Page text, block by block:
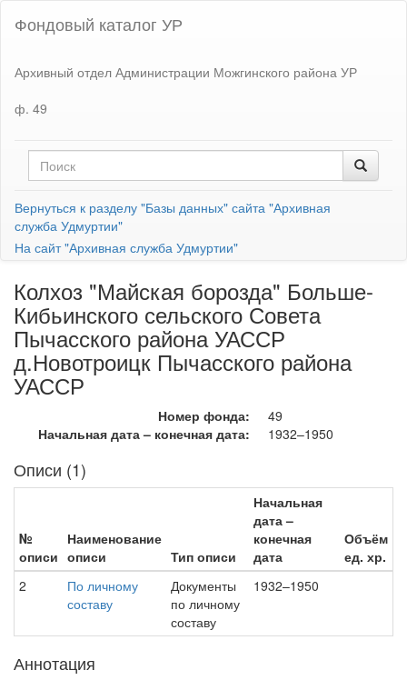
Фондовый каталог УР
Архивный отдел Администрации Можгинского района УР
ф. 49
Вернуться к разделу "Базы данных" сайта "Архивная
служба Удмуртии"
На сайт "Архивная служба Удмуртии"
Колхоз "Майская борозда" Больше-
Кибьинского сельского Совета
Пычасского района УАССР
д.Новотроицк Пычасского района
УАССР
Номер фонда:
49
Начальная дата – конечная дата:
1932–1950
Описи (1)
№
описи
Наименование
описи
Тип описи
Начальная
дата –
конечная
дата
Объём
ед. хр.
2
По личному
составу
Документы
по личному
составу
1932–1950
Аннотация